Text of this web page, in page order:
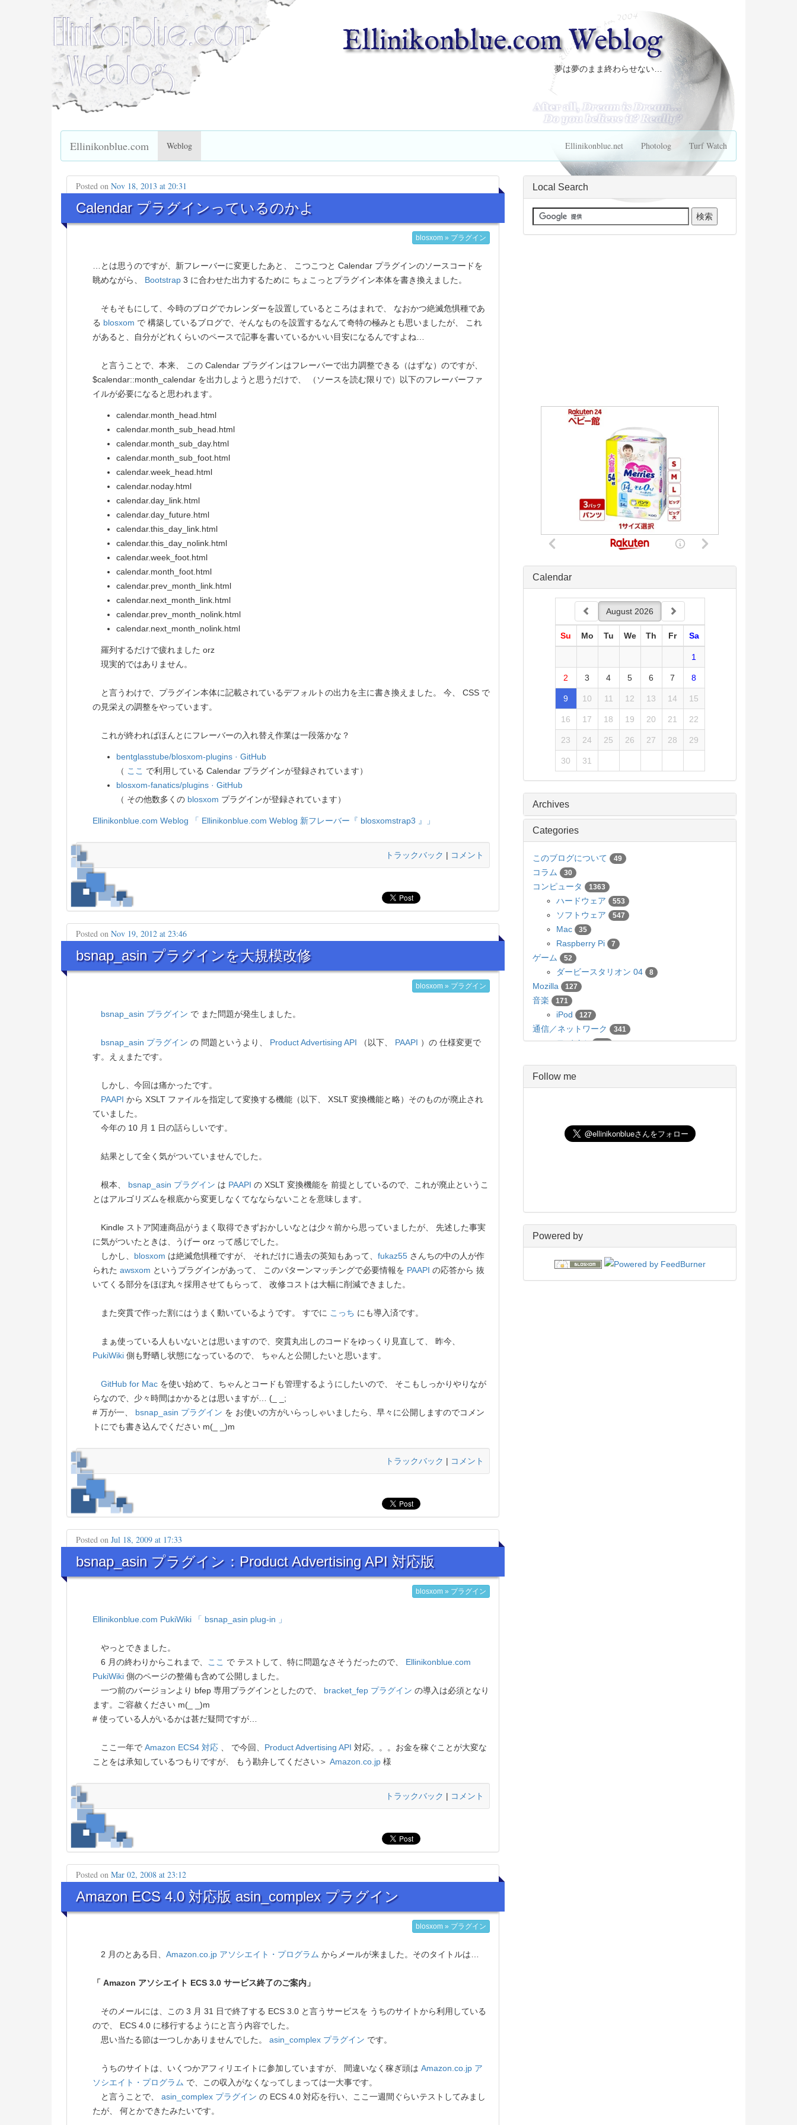
Ellinikonblue.com Weblog
夢は夢のまま終わらせない…
Ellinikonblue.com Weblog Ellinikonblue.net Photolog Turf Watch
Posted on Nov 18, 2013 at 20:31
Calendar プラグインっているのかよ
blosxom » プラグイン
…とは思うのですが、新フレーバーに変更したあと、 こつこつと Calendar プラグインのソースコードを
眺めながら、 Bootstrap 3 に合わせた出力するために ちょこっとプラグイン本体を書き換えました。
そもそもにして、今時のブログでカレンダーを設置しているところはまれで、 なおかつ絶滅危惧種であ
る blosxom で 構築しているブログで、そんなものを設置するなんて奇特の極みとも思いましたが、 これ
があると、自分がどれくらいのペースで記事を書いているかいい目安になるんですよね…
と言うことで、本来、 この Calendar プラグインはフレーバーで出力調整できる（はずな）のですが、
$calendar::month_calendar を出力しようと思うだけで、 （ソースを読む限りで）以下のフレーバーファ
イルが必要になると思われます。
calendar.month_head.html
calendar.month_sub_head.html
calendar.month_sub_day.html
calendar.month_sub_foot.html
calendar.week_head.html
calendar.noday.html
calendar.day_link.html
calendar.day_future.html
calendar.this_day_link.html
calendar.this_day_nolink.html
calendar.week_foot.html
calendar.month_foot.html
calendar.prev_month_link.html
calendar.next_month_link.html
calendar.prev_month_nolink.html
calendar.next_month_nolink.html
羅列するだけで疲れました orz
現実的ではありません。
と言うわけで、プラグイン本体に記載されているデフォルトの出力を主に書き換えました。 今、 CSS で
の見栄えの調整をやっています。
これが終わればほんとにフレーバーの入れ替え作業は一段落かな？
bentglasstube/blosxom-plugins · GitHub
（ ここ で利用している Calendar プラグインが登録されています）
blosxom-fanatics/plugins · GitHub
（ その他数多くの blosxom プラグインが登録されています）
Ellinikonblue.com Weblog 「 Ellinikonblue.com Weblog 新フレーバー『 blosxomstrap3 』」
トラックバック | コメント
Posted on Nov 19, 2012 at 23:46
bsnap_asin プラグインを大規模改修
blosxom » プラグイン
bsnap_asin プラグイン で また問題が発生しました。
bsnap_asin プラグイン の 問題というより、 Product Advertising API （以下、 PAAPI ）の 仕様変更で
す。えぇまたです。
しかし、今回は痛かったです。
PAAPI から XSLT ファイルを指定して変換する機能（以下、 XSLT 変換機能と略）そのものが廃止され
ていました。
今年の 10 月 1 日の話らしいです。
結果として全く気がついていませんでした。
根本、 bsnap_asin プラグイン は PAAPI の XSLT 変換機能を 前提としているので、これが廃止というこ
とはアルゴリズムを根底から変更しなくてなならないことを意味します。
Kindle ストア関連商品がうまく取得できずおかしいなとは少々前から思っていましたが、 先述した事実
に気がついたときは、うげー orz って感じでした。
しかし、 blosxom は絶滅危惧種ですが、 それだけに過去の英知もあって、 fukaz55 さんちの中の人が作
られた awsxom というプラグインがあって、 このパターンマッチングで必要情報を PAAPI の応答から 抜
いてくる部分をほぼ丸々採用させてもらって、 改修コストは大幅に削減できました。
また突貫で作った割にはうまく動いているようです。 すでに こっち にも導入済です。
まぁ使っている人もいないとは思いますので、突貫丸出しのコードをゆっくり見直して、 昨今、
PukiWiki 側も野晒し状態になっているので、 ちゃんと公開したいと思います。
GitHub for Mac を使い始めて、ちゃんとコードも管理するようにしたいので、 そこもしっかりやりなが
らなので、少々時間はかかるとは思いますが… (_ _;
# 万が一、 bsnap_asin プラグイン を お使いの方がいらっしゃいましたら、早々に公開しますのでコメン
トにでも書き込んでください m(_ _)m
トラックバック | コメント
Posted on Jul 18, 2009 at 17:33
bsnap_asin プラグイン：Product Advertising API 対応版
blosxom » プラグイン
Ellinikonblue.com PukiWiki 「 bsnap_asin plug-in 」
やっとできました。
6 月の終わりからこれまで、
ここ で テストして、特に問題なさそうだったので、 Ellinikonblue.com
PukiWiki 側のページの整備も含めて公開しました。
一つ前のバージョンより bfep 専用プラグインとしたので、 bracket_fep プラグイン の導入は必須となり
ます。ご容赦ください m(_ _)m
# 使っている人がいるかは甚だ疑問ですが…
ここ一年で Amazon ECS4 対応 、 で今回、 Product Advertising API 対応。。。お金を稼ぐことが大変な
ことをは承知しているつもりですが、 もう勘弁してください＞ Amazon.co.jp 様
トラックバック | コメント
Posted on Mar 02, 2008 at 23:12
Amazon ECS 4.0 対応版 asin_complex プラグイン
blosxom » プラグイン
2 月のとある日、 Amazon.co.jp アソシエイト・プログラム からメールが来ました。そのタイトルは…
「 Amazon アソシエイト ECS 3.0 サービス終了のご案内」
そのメールには、この 3 月 31 日で終了する ECS 3.0 と言うサービスを うちのサイトから利用している
ので、 ECS 4.0 に移行するようにと言う内容でした。
思い当たる節は一つしかありませんでした。 asin_complex プラグイン です。
うちのサイトは、いくつかアフィリエイトに参加していますが、 間違いなく稼ぎ頭は Amazon.co.jp ア
ソシエイト・プログラム で、この収入がなくなってしまっては一大事です。
と言うことで、 asin_complex プラグイン の ECS 4.0 対応を行い、ここ一週間ぐらいテストしてみまし
たが、 何とかできたみたいです。
Local Search
Calendar
August 2026
Su Mo Tu We Th Fr Sa
1
2 3 4 5 6 7 8
9 10 11 12 13 14 15
16 17 18 19 20 21 22
23 24 25 26 27 28 29
30 31
Archives
Categories
このブログについて 49
コラム 30
コンピュータ 1363
ハードウェア 553
ソフトウェア 547
Mac 35
Raspberry Pi 7
ゲーム 52
ダービースタリオン 04 8
Mozilla 127
音楽 171
iPod 127
通信／ネットワーク 341
モバイル 136
Pico
UNIX 198
PukiWiki 18
日々の出来事 160
電子書籍
Follow me
Powered by